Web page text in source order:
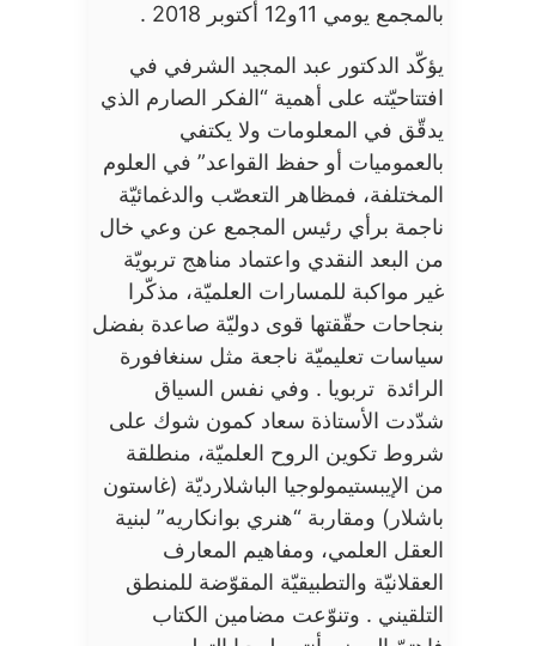
بالمجمع يومي 11و12 أكتوبر 2018 .
يؤكّد الدكتور عبد المجيد الشرفي في
افتتاحيّته على أهمية “الفكر الصارم الذي
يدقّق في المعلومات ولا يكتفي
بالعموميات أو حفظ القواعد” في العلوم
المختلفة، فمظاهر التعصّب والدغمائيّة
ناجمة برأي رئيس المجمع عن وعي خال
من البعد النقدي واعتماد مناهج تربويّة
غير مواكبة للمسارات العلميّة، مذكّرا
بنجاحات حقّقتها قوى دوليّة صاعدة بفضل
سياسات تعليميّة ناجعة مثل سنغافورة
الرائدة تربويا . وفي نفس السياق
شدّدت الأستاذة سعاد كمون شوك على
شروط تكوين الروح العلميّة، منطلقة
من الإيبستيمولوجيا الباشلارديّة (غاستون
باشلار) ومقاربة “هنري بوانكاريه” لبنية
العقل العلمي، ومفاهيم المعارف
العقلانيّة والتطبيقيّة المقوّضة للمنطق
التلقيني . وتنوّعت مضامين الكتاب